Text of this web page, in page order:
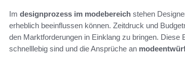
Im designprozess im modebereich stehen
erheblich beeinflussen können. Zeitdruck und
den Marktforderungen in Einklang zu bringen. Diese
schnelllebig sind und die Ansprüche an